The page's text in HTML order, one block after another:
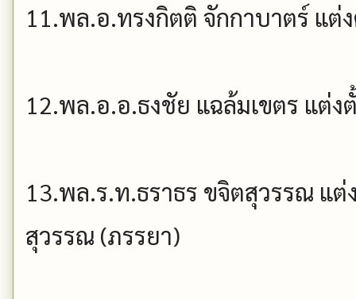
11.พล.อ.ทรงกิตติ จักกาบาตร์ แต่
12.พล.อ.อ.ธงชัย แฉล้มเขตร แต่ง
13.พล.ร.ท.ธราธร ขจิตสุวรรณ แ
สุวรรณ (ภรรยา)